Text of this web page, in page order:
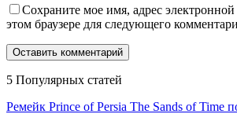
Сохраните мое имя, адрес
этом браузере для следующего
5 Популярных статей
Ремейк Prince of Persia The Sands of Time